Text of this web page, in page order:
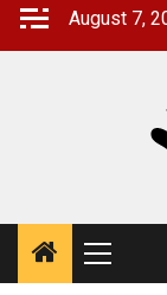
Skip
August 7,
Primary
Menu